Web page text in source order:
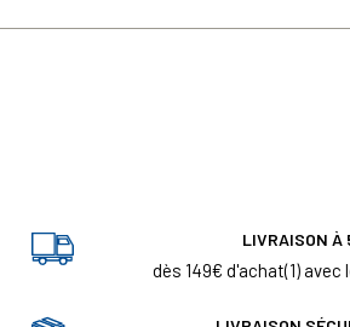
LIVRAISON À
dès 149€ d'achat(1) avec